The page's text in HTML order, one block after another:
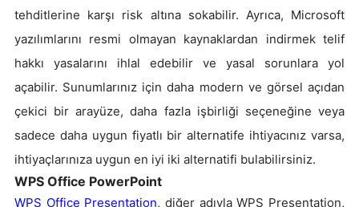
tehditlerine karşı risk altına sokabilir. Ayrıca, Microsoft
yazılımlarını resmi olmayan kaynaklardan indirmek telif
hakkı yasalarını ihlal edebilir ve yasal sorunlara yol
açabilir. Sunumlarınız için daha modern ve görsel açıdan
çekici bir arayüze, daha fazla işbirliği seçeneğine veya
sadece daha uygun fiyatlı bir alternatife ihtiyacınız varsa,
ihtiyaçlarınıza uygun en iyi iki alternatifi bulabilirsiniz.
WPS Office PowerPoint
WPS Office Presentation, diğer adıyla WPS Presentation,